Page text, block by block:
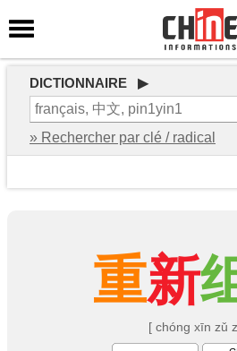
DICTIONNAIRE ▶
» Rechercher par clé / radical
重新
[ chóng xīn zǔ